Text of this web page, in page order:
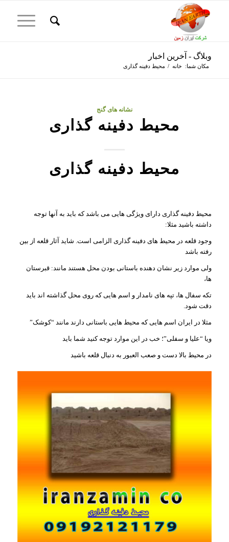
وبلاگ - آخرین اخبار
مکان شما: خانه / محیط دفینه گذاری
نشانه های گنج
محیط دفینه گذاری
محیط دفینه گذاری
محیط دفینه گذاری دارای ویژگی هایی می باشد که باید به آنها توجه
داشته باشید مثلا:
وجود قلعه در محیط های دفینه گذاری الزامی است. شاید آثار قلعه از بین
رفته باشد
ولی موارد زیر نشان دهنده باستانی بودن محل هستند مانند: قبرستان
ها،
تکه سفال ها، تپه های نامدار و اسم هایی که روی محل گذاشته اند باید
دقت شود.
مثلا در ایران اسم هایی که محیط هایی باستانی دارند مانند “کوشک”
ویا “علیا و سفلی”؛ خب در این موارد توجه کنید شما باید
در محیط بالا دست و صعب العبور به دنبال قلعه باشید